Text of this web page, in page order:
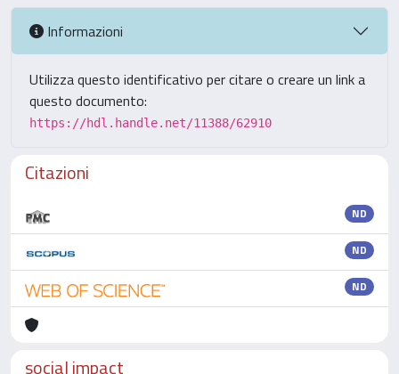
Informazioni
Utilizza questo identificativo per citare o creare un link a
questo documento:
https://hdl.handle.net/11388/62910
Citazioni
ND
ND
ND
social impact